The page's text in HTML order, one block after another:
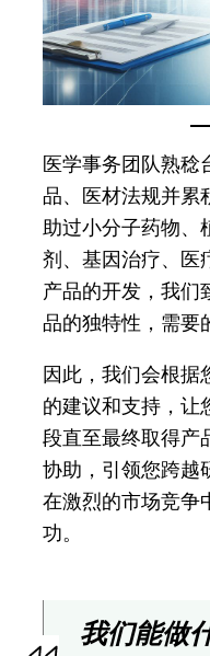
医学事务团队熟稔
品、医材法规并
助过小分子药物、
剂、基因治疗、医
产品的开发，我们
品的独特性，需要
因此，我们会根据
的建议和支持，让
段直至最终取得产
协助，引领您跨越
在激烈的市场竞争
功。
我们能做